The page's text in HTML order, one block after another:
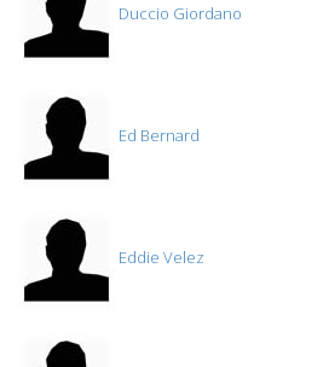
Duccio Giordano
Ed Bernard
Eddie Velez